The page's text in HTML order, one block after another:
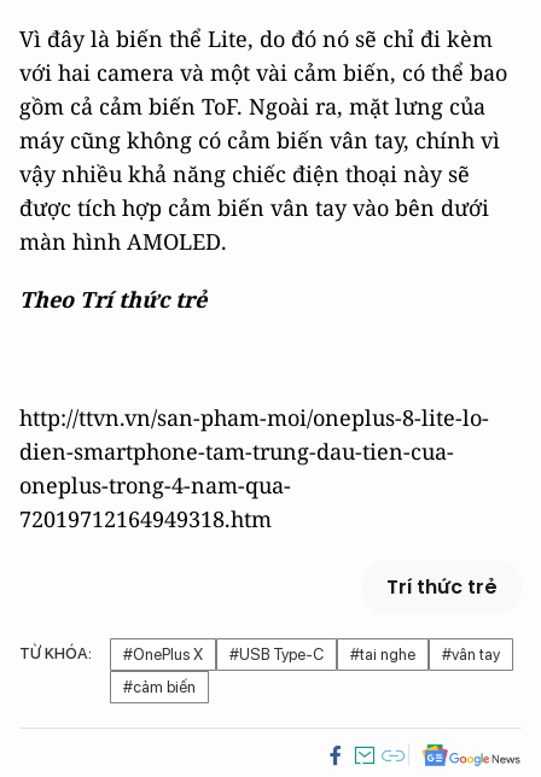
Vì đây là biến thể Lite, do đó nó sẽ chỉ đi kèm
với hai camera và một vài cảm biến, có thể bao
gồm cả cảm biến ToF. Ngoài ra, mặt lưng của
máy cũng không có cảm biến vân tay, chính vì
vậy nhiều khả năng chiếc điện thoại này sẽ
được tích hợp cảm biến vân tay vào bên dưới
màn hình AMOLED.
Theo Trí thức trẻ
http://ttvn.vn/san-pham-moi/oneplus-8-lite-lo-
dien-smartphone-tam-trung-dau-tien-cua-
oneplus-trong-4-nam-qua-
72019712164949318.htm
Trí thức trẻ
TỪ KHÓA: #OnePlus X #USB Type-C #tai nghe
#vân tay
#cảm biến